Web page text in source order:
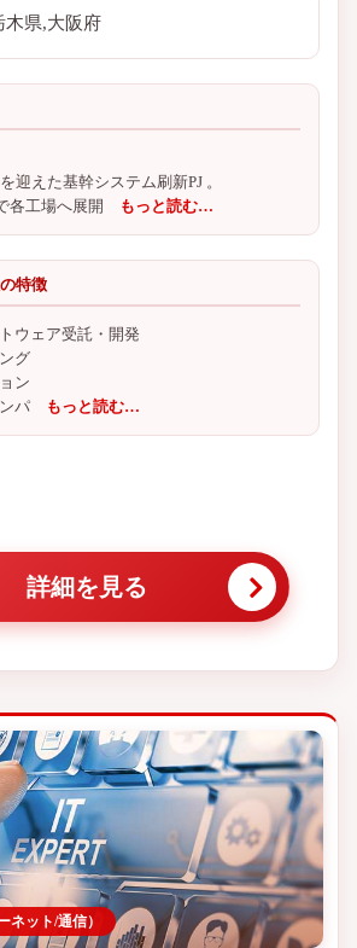
木県,大阪府
迎えた基幹システム刷新PJ 。
各工場へ展開
もっと読む…
特徴
ウェア受託・開発
グ
ン
パ もっと読む…
詳細を見る
ネット/通信）